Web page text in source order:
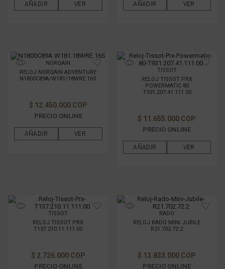
AÑADIR VER AÑADIR VER
NORQAIN
RELOJ NORQAIN ADVENTURE
N1800C89A/W181/18WRE.16S
$ 12.450.000 COP
PRECIO ONLINE
AÑADIR VER
TISSOT
RELOJ TISSOT PRX
POWERMATIC 80
T931.207.41.111.00
$ 11.655.000 COP
PRECIO ONLINE
AÑADIR VER
TISSOT
RELOJ TISSOT PRX
T137.210.11.111.00
$ 2.726.000 COP
PRECIO ONLINE
RADO
RELOJ RADO MINI JUBILE
R21.702.72.2
$ 13.833.000 COP
PRECIO ONLINE